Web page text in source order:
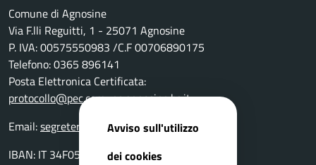
Comune di Agnosine
Via F.lli Reguitti, 1 - 25071 Agnosine
P. IVA: 00575550983 /C.F 00706890175
Telefono: 0365 896141
Posta Elettronica Certificata:
protocollo@pec.comune.agnosine.bs.it
Email:segreteria@comune.agnosine.bs.it
IBAN: IT 34F0511654000 0000000 24400
Avviso sull'utilizzo
dei cookies